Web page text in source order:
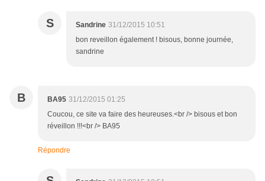
S Sandrine 31/12/2015 10:51
bon reveillon également ! bisous, bonne journée,
sandrine
B BA95 31/12/2015 01:25
Coucou, ce site va faire des heureuses.<br /> bisous et bon
réveillon !!!<br /> BA95
Répondre